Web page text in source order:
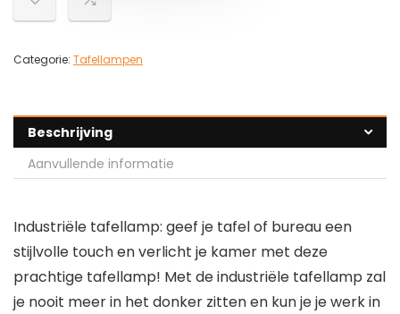
Categorie: Tafellampen
Beschrijving
Aanvullende informatie
Industriële tafellamp: geef je tafel of bureau een
stijlvolle touch en verlicht je kamer met deze
prachtige tafellamp! Met de industriële tafellamp zal
je nooit meer in het donker zitten en kun je je werk in